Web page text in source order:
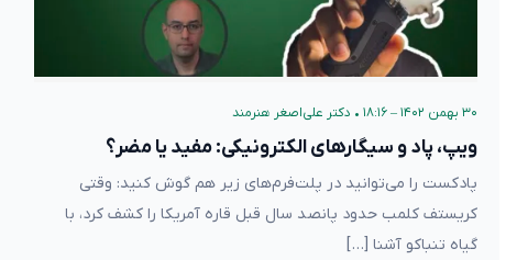
۳۰ بهمن ۱۴۰۲ – ۱۸:۱۶ • دکتر علی‌اصغر هنرمند
ویپ، پاد و سیگارهای الکترونیکی: مفید یا مضر؟
پادکست را می‌توانید در پلت‌فرم‌های زیر هم گوش کنید: وقتی
کریستف کلمب حدود پانصد سال قبل قاره آمریکا را کشف کرد، با
گیاه تنباکو آشنا […]